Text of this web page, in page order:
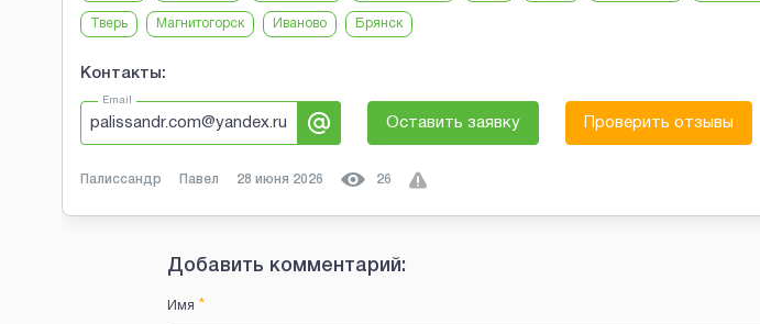
Тверь Магнитогорск Иваново Брянск
Контакты:
Email
palissandr.com@yandex.ru Оставить заявку Проверить отзывы
Палиссандр Павел 28 июня 2026 26
Добавить комментарий:
Имя *